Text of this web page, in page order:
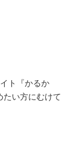
ト『かるか
たい方にむけて